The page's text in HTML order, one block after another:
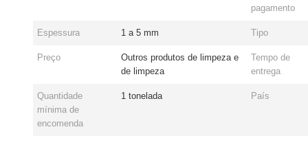
pagamento
Espessura 1 a 5 mm Tipo
Preço
Outros produtos de limpeza e
de limpeza
Tempo de
entrega
Quantidade
mínima de
encomenda
1 tonelada País